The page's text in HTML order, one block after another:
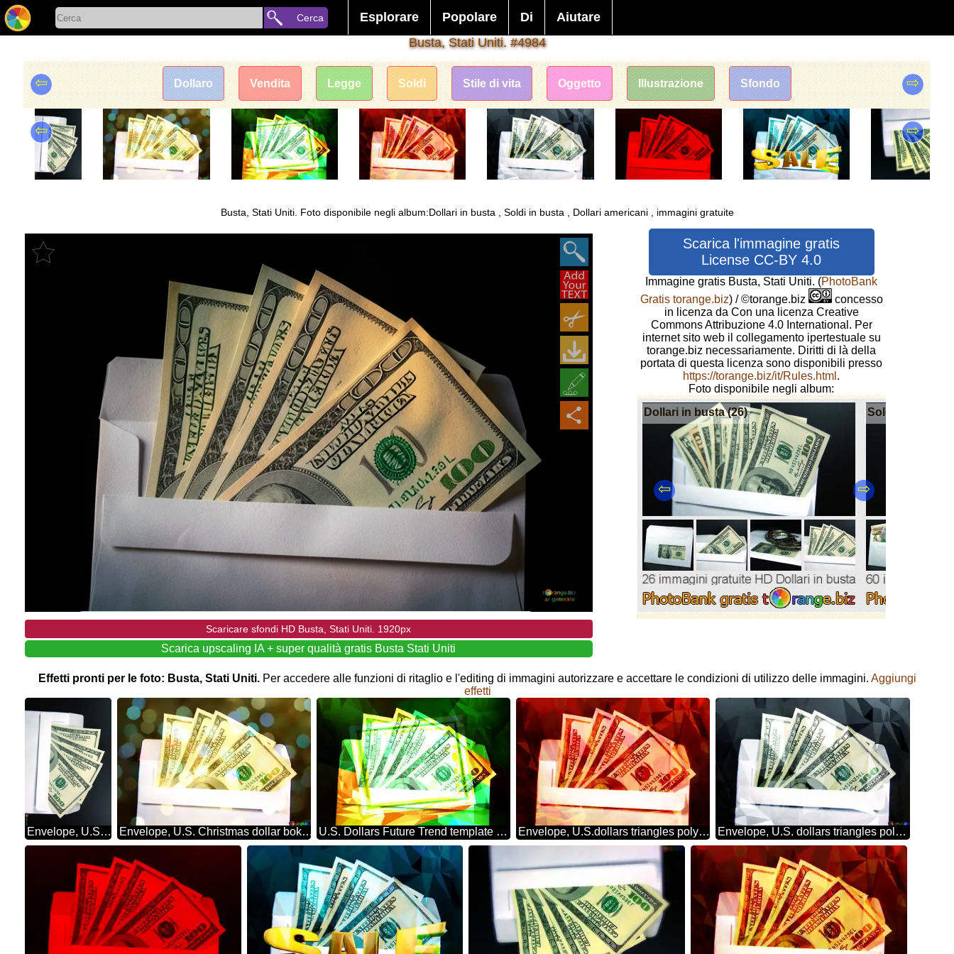
Cerca Esplorare Popolare Di
Aiutare
Busta, Stati Uniti. #4984
Dollaro Vendita Legge Soldi Stile di vita Oggetto Illustrazione Sfondo
⇦ ⇨
⇦ ⇨
Busta, Stati Uniti. Foto disponibile negli album:Dollari in busta , Soldi in busta , Dollari americani , immagini gratuite
Scaricare sfondi HD Busta, Stati Uniti. 1920px
Scarica upscaling IA + super qualità gratis Busta Stati Uniti
Scarica l'immagine gratis
License CC-BY 4.0
Immagine gratis Busta, Stati Uniti. (PhotoBank
Gratis torange.biz) / ©torange.biz
concesso
in licenza da Con una licenza Creative
Commons Attribuzione 4.0 International. Per
internet sito web il collegamento ipertestuale su
torange.biz necessariamente. Diritti di là della
portata di questa licenza sono disponibili presso
https://torange.biz/it/Rules.html .
Foto disponibile negli album:
Dollari in busta (26)
Soldi in busta
⇦ ⇨
Effetti pronti per le foto: Busta, Stati Uniti. Per accedere alle funzioni di ritaglio e l'editing di immagini autorizzare e accettare le condizioni di utilizzo delle immagini.Aggiungi
effetti
Envelope, U.S. rotation dollars Envelope, U.S. Christmas dollar bokeh background U.S. Dollars Future Trend template Polygon abstract geometrical background with triangles Envelope, U.S.dollars triangles polygonal background hot red Envelope, U.S. dollars triangles polygonal background techno color